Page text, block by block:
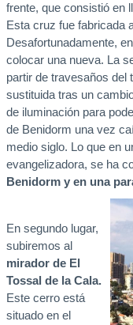
frente, que consistió en
Esta cruz fue fabricada
Desafortunadamente,
colocar una nueva. La
partir de travesaños del
sustituida tras un
de iluminación para
de Benidorm una vez
medio siglo. Lo que en
evangelizadora, se ha
Benidorm y en una
En segundo lugar,
subiremos al
mirador de El
Tossal de la Cala.
Este cerro está
situado en el